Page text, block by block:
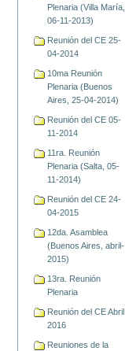
Plenaria (Villa María,
06-11-2013)
Reunión del CE 25-
04-2014
10ma Reunión
Plenaria (Buenos
Aires, 25-04-2014)
Reunión del CE 05-
11-2014
11ra. Reunión
Plenaria (Salta, 05-
11-2014)
Reunión del CE 24-
04-2015
12da. Asamblea
(Buenos Aires, abril-
2015)
13ra. Reunión
Plenaria
Reunión del CE Abril
2016
Reuniones de la